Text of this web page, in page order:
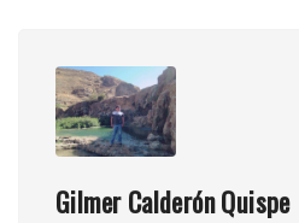
Gilmer Calderón Quispe